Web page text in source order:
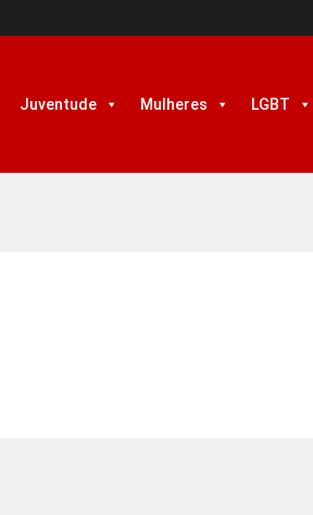
Juventude Mulheres LGBT